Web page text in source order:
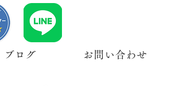
ブログ お問い合わせ